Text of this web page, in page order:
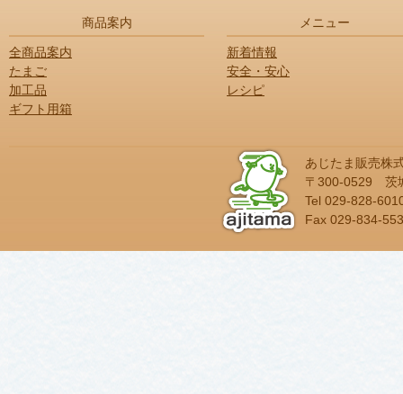
商品案内
全商品案内
たまご
加工品
ギフト用箱
メニュー
新着情報
安全・安心
レシピ
あじたま販売株
〒300-0529 茨
Tel 029-828-
Fax 029-834-